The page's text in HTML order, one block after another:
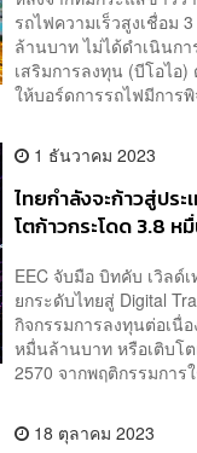
รถไฟความเร็วสูงเชื่อม
ล้านบาท ไม่ได้ดำเนินก
เสริมการลงทุน (บีโอไ
ให้บอร์ดการรถไฟมีการ
1 ธันวาคม 2023
ไทยกำลังจะก้าวสู่ปร
โตก้าวกระโดด 3.8 ห
EEC จับมือ บิทคับ เวิล
ยกระดับไทยสู่ Digital
กิจกรรมการลงทุนต่อเนื่
หมื่นล้านบาท หรือเติบโ
2570 จากพฤติกรรมกา
18 ตุลาคม 2023